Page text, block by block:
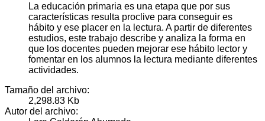
La educación primaria es una etapa que por sus
características resulta proclive para conseguir es
hábito y ese placer en la lectura. A partir de diferentes
estudios, este trabajo describe y analiza la forma en
que los docentes pueden mejorar ese hábito lector y
fomentar en los alumnos la lectura mediante diferentes
actividades.
Tamaño del archivo:
2,298.83 Kb
Autor del archivo: